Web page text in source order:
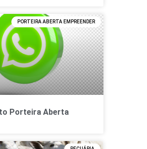
PORTEIRA ABERTA EMPREENDER
Porteira Aberta